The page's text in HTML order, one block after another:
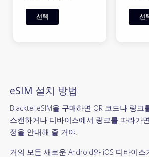
선택 선
eSIM 설치 방법
Blacktel eSIM을 구매하면 QR 코드나 링크
스캔하거나 디바이스에서 링크를 따라가
정을 안내해 줄 거야.
거의 모든 새로운 Android와 iOS 디바이스